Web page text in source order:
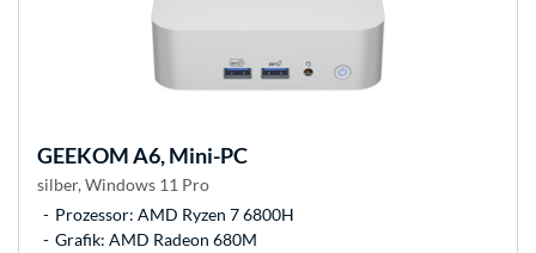
GEEKOMA6, Mini-PC
silber, Windows 11 Pro
Prozessor: AMD Ryzen 7 6800H
Grafik: AMD Radeon 680M